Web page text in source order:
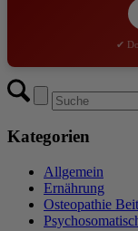
✔
Kategorien
Allgemein
Ernährung
Osteopathie